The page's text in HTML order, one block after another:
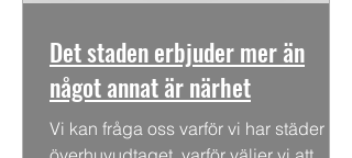
Det staden erbjuder mer än
något annat är närhet
Vi kan fråga oss varför vi har städer